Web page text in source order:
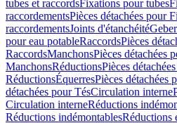
tubes et raccordsFixations pour tubes
raccordementsPièces détachées pour
raccordementsJoints d'étanchéité
pour eau potableRaccordsPièces
RaccordsManchonsPièces détachées
ManchonsRéductionsPièces
RéductionsÉquerresPièces détachées
détachées pour TésCirculation interne
Circulation interneRéductions
Réductions indémontablesRéductions